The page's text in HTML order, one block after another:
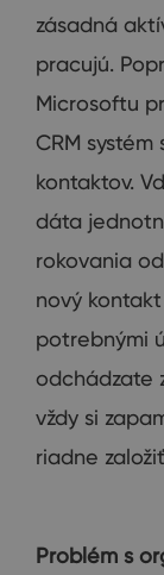
zásadná
pracujú.
Microsoftu
CRM systém
kontaktov.
dáta
rokovania
nový kontakt
potrebnými
odchádzate
vždy si
riadne založiť
Problém s